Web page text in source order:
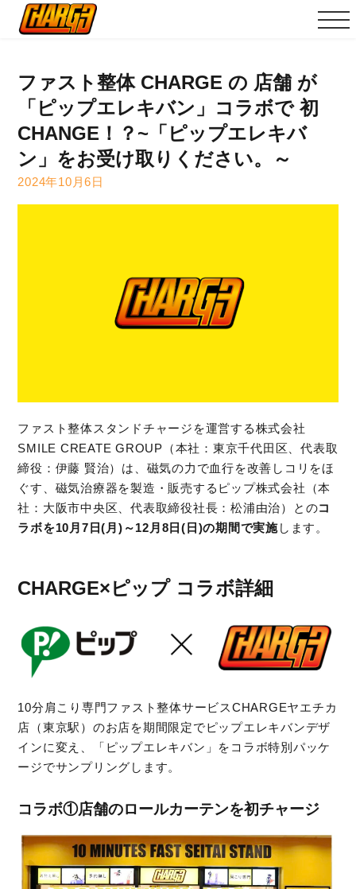
ファスト整体 CHARGE の 店舗 が
「ピップエレキバン」コラボで 初
CHANGE！？~「ピップエレキバ
ン」をお受け取りください。～
2024年10月6日
フ​ァスト整体スタンドチャージを運営する株式会社
SMILE CREATE GROUP（本社：東京千代田区、代表取
締役：伊藤 賢治）は、磁気の力で血行を改善しコリをほ
ぐす、磁気治療器を製造・販売するピップ株式会社（本
社：大阪市中央区、代表取締役社長：松浦由治）とのコ
ラボを10月7日(月)～12月8日(日)の期間で実施します。
CHARGE×ピップ コラボ詳細
10分肩こり専門ファスト整体サービスCHARGEヤエチカ
店（東京駅）のお店を期間限定でピップエレキバンデザ
インに変え、「ピップエレキバン」をコラボ特別パッケ
ージでサンプリングします。
コラボ①店舗のロールカーテンを初チャージ